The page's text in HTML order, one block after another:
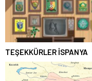
TEŞEKKÜRLER İSPANYA